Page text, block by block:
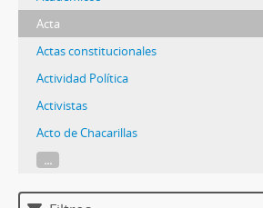
Acta
Actas constitucionales
Actividad Política
Activistas
Acto de Chacarillas
...